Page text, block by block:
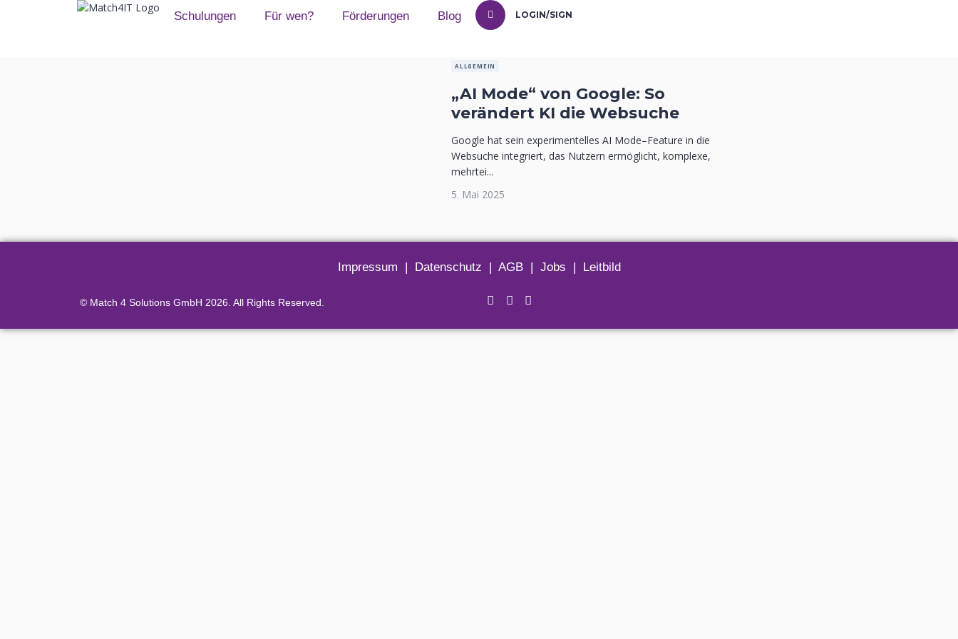
Schulungen Für wen? Förderungen Blog LOGIN/SIGN
ALLGEMEIN
„AI Mode“ von Google: So
verändert KI die Websuche
Google hat sein experimentelles AI Mode–Feature in die
Websuche integriert, das Nutzern ermöglicht, komplexe,
mehrtei...
5. Mai 2025
Impressum | Datenschutz | AGB| Jobs | Leitbild
© Match 4 Solutions GmbH 2026. All Rights Reserved.